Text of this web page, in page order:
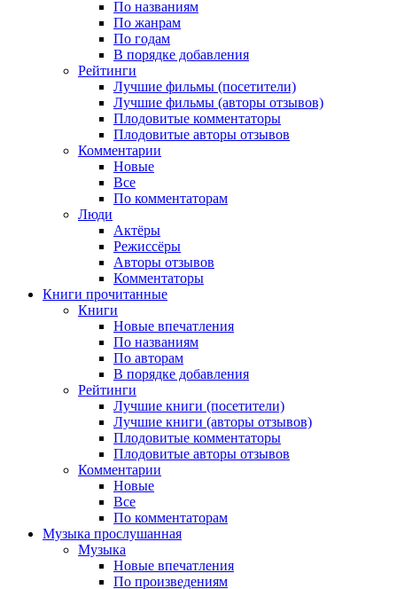
По названиям
По жанрам
По годам
В порядке добавления
Рейтинги
Лучшие фильмы (посетители)
Лучшие фильмы (авторы отзывов)
Плодовитые комментаторы
Плодовитые авторы отзывов
Комментарии
Новые
Все
По комментаторам
Люди
Актёры
Режиссёры
Авторы отзывов
Комментаторы
Книги прочитанные
Книги
Новые впечатления
По названиям
По авторам
В порядке добавления
Рейтинги
Лучшие книги (посетители)
Лучшие книги (авторы отзывов)
Плодовитые комментаторы
Плодовитые авторы отзывов
Комментарии
Новые
Все
По комментаторам
Музыка прослушанная
Музыка
Новые впечатления
По произведениям